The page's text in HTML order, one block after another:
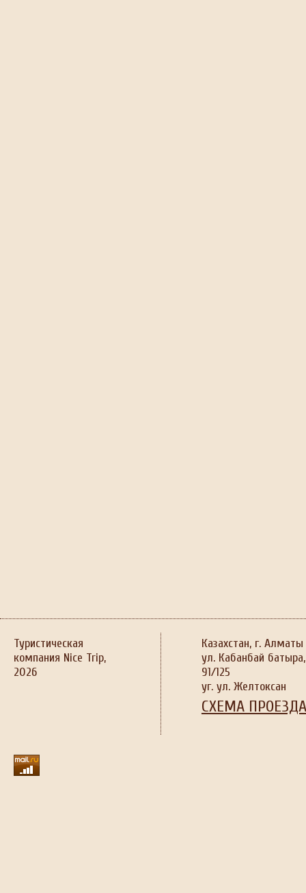
Туристическая
компания Nice Trip,
2026
Казахстан, г. Алматы
ул. Кабанбай батыра,
91/125
уг. ул. Желтоксан
СХЕМА ПРОЕЗДА